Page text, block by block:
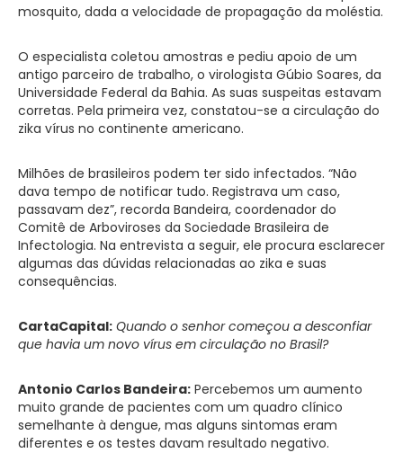
mosquito, dada a velocidade de propagação da moléstia.
O especialista coletou amostras e pediu apoio de um
antigo parceiro de trabalho, o virologista Gúbio Soares, da
Universidade Federal da Bahia. As suas suspeitas estavam
corretas. Pela primeira vez, constatou-se a circulação do
zika vírus no continente americano.
Milhões de brasileiros podem ter sido infectados. “Não
dava tempo de notificar tudo. Registrava um caso,
passavam dez”, recorda Bandeira, coordenador do
Comitê de Arboviroses da Sociedade Brasileira de
Infectologia. Na entrevista a seguir, ele procura esclarecer
algumas das dúvidas relacionadas ao zika e suas
consequências.
CartaCapital: Quando o senhor começou a desconfiar
que havia um novo vírus em circulação no Brasil?
Antonio Carlos Bandeira: Percebemos um aumento
muito grande de pacientes com um quadro clínico
semelhante à dengue, mas alguns sintomas eram
diferentes e os testes davam resultado negativo.